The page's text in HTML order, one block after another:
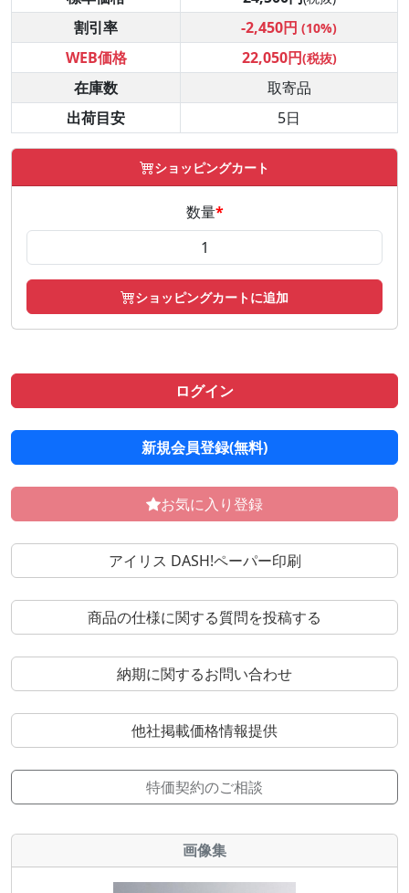
割引率 -2,450円 (10%)
WEB価格 22,050円(税抜)
在庫数
取寄品
出荷目安
5日
ショッピングカート
数量*
ショッピングカートに追加
ログイン
新規会員登録(無料)
お気に入り登録
アイリス DASH!ペーパー印刷
商品の仕様に関する質問を投稿する
納期に関するお問い合わせ
他社掲載価格情報提供
特価契約のご相談
画像集